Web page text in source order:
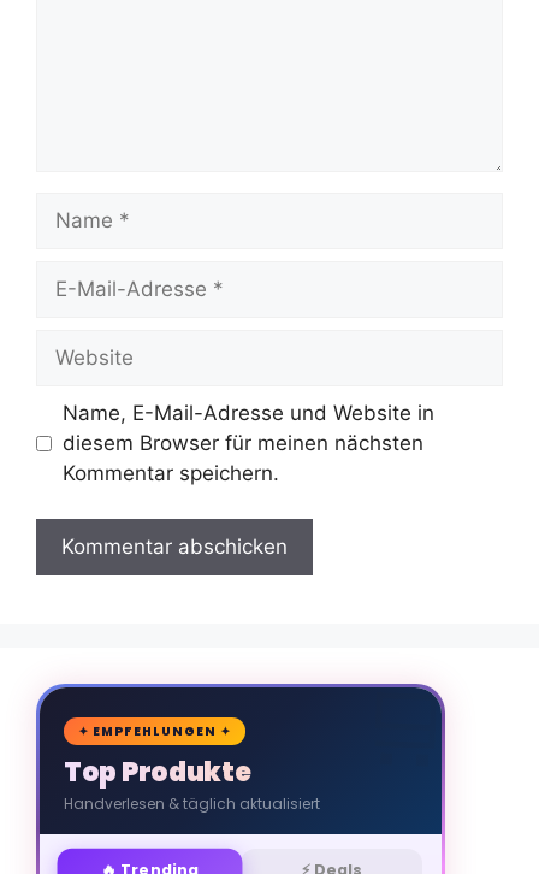
Mail-
Name, E-Mail-Adresse und Website in
diesem Browser für meinen nächsten
Kommentar speichern.
🛒
✦ EMPFEHLUNGEN ✦
Top Produkte
Handverlesen & täglich aktualisiert